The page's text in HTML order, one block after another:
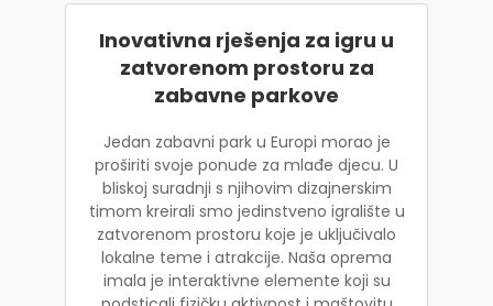
Inovativna rješenja za igru u
zatvorenom prostoru za
zabavne parkove
Jedan zabavni park u Europi morao je
proširiti svoje ponude za mlađe djecu. U
bliskoj suradnji s njihovim dizajnerskim
timom kreirali smo jedinstveno igralište u
zatvorenom prostoru koje je uključivalo
lokalne teme i atrakcije. Naša oprema
imala je interaktivne elemente koji su